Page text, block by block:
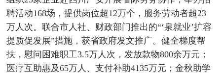
聘活动168场，提供岗位超12万个，服务劳动者超23
万人次。联合市人社、财政部门推出的“‘泉就业’扩容
提质促发展”措施，获省政府发文推广。健全梯度帮
扶，慰问困难职工3.5万人次，发放款物800余万元；
医疗互助惠及65万人、支付补助4135万元；金秋助学